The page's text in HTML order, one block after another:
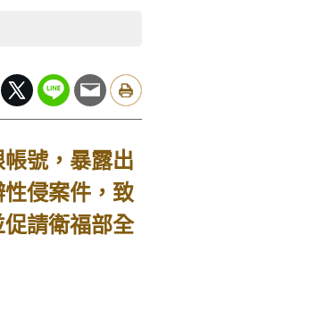
號，暴露出
侵案件，致
請衛福部全